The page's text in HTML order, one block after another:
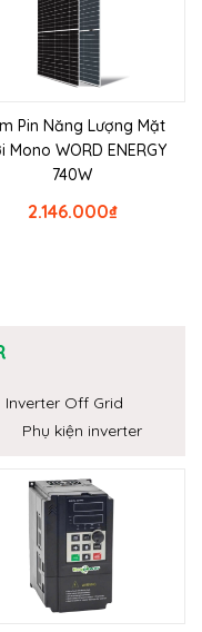
Pin Năng Lượng Mặt
Mono WORD ENERGY
740W
₫
2.146.000
Inverter Off Grid
Phụ kiện inverter